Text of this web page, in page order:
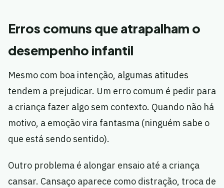
Erros comuns que atrapalham o
desempenho infantil
Mesmo com boa intenção, algumas atitudes
tendem a prejudicar. Um erro comum é pedir para
a criança fazer algo sem contexto. Quando não há
motivo, a emoção vira fantasma (ninguém sabe o
que está sendo sentido).
Outro problema é alongar ensaio até a criança
cansar. Cansaço aparece como distração, troca de